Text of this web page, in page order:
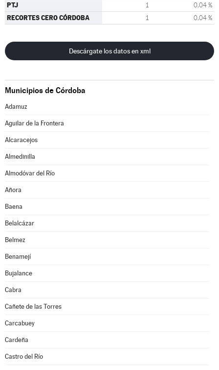
PTJ 1 0,04 %
RECORTES CERO CÓRDOBA 1 0,04 %
Descárgate los datos en xml
Municipios de Córdoba
Adamuz
Aguilar de la Frontera
Alcaracejos
Almedinilla
Almodóvar del Río
Añora
Baena
Belalcázar
Belmez
Benamejí
Bujalance
Cabra
Cañete de las Torres
Carcabuey
Cardeña
Castro del Río